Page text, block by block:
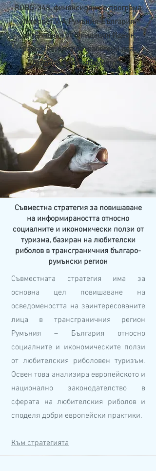
ROBG-348, финансиран по програма
Интеррег V-A Румъния-България,
изпълняван от Финдация Идеин
развитие, бяха разработени два
стратегически документа:
Съвместна стратегия за повишаване
на информираността относно
социалните и икономически ползи от
туризма, базиран на любителски
риболов в трансграничния българо-
румънски регион
Съвместната стратегия има за
основна цел повишаване на
осведомеността на заинтересованите
лица в трансграничния регион
Румъния – България относно
социалните и икономическите ползи
от любителския риболовен туризъм.
Освен това анализира европейското и
национално законодателство в
сферата на любителския риболов и
споделя добри европейски практики.
Към стратегията